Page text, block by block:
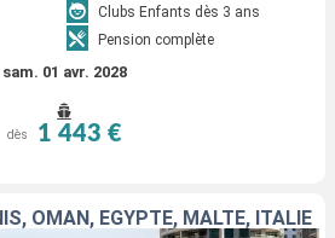
Clubs Enfants dès 3 ans
Pension complète
sam. 01 avr. 2028
dès 1 443 €
OMAN, EGYPTE, MALTE, ITALIE